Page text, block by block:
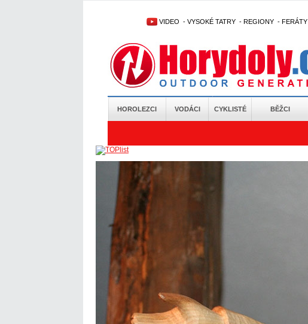
VIDEO - VYSOKÉ TATRY - REGIONY - FERÁTY
HOROLEZCI VODÁCI CYKLISTÉ BĚŽCI